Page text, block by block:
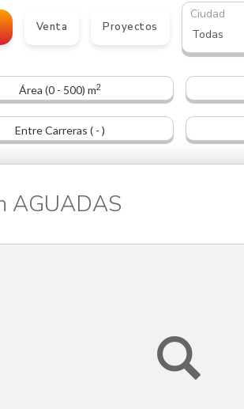
Venta Proyectos
Ciudad
Todas
Área (0 - 500) m2
Entre Carreras ( - )
AGUADAS